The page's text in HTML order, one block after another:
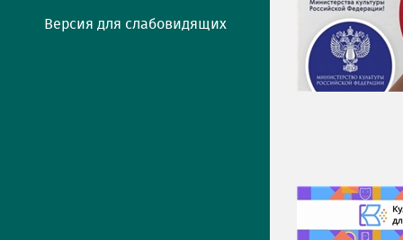
Версия для слабовидящих